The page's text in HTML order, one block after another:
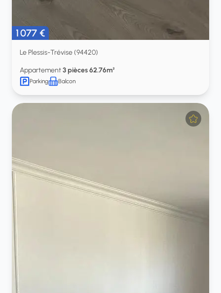
1 077 €
Le Plessis-Trévise (94420)
Appartement3 pièces 62.76m²
Parking Balcon